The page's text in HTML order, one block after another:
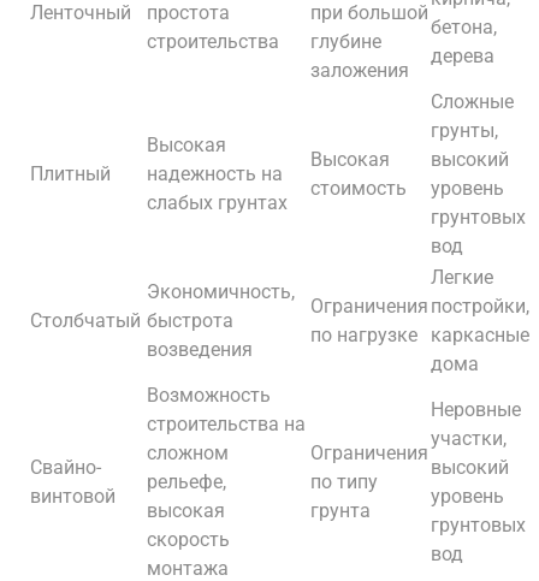
Ленточный
простота
строительства
при большой
глубине
заложения
бетона,
дерева
Плитный
Высокая
надежность на
слабых грунтах
Высокая
стоимость
Сложные
грунты,
высокий
уровень
грунтовых
вод
Столбчатый
Экономичность,
быстрота
возведения
Ограничения
по нагрузке
Легкие
постройки,
каркасные
дома
Свайно-
винтовой
Возможность
строительства на
сложном
рельефе,
высокая
скорость
монтажа
Ограничения
по типу
грунта
Неровные
участки,
высокий
уровень
грунтовых
вод